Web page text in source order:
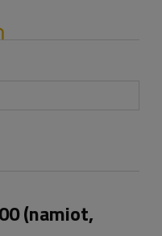
(namiot,